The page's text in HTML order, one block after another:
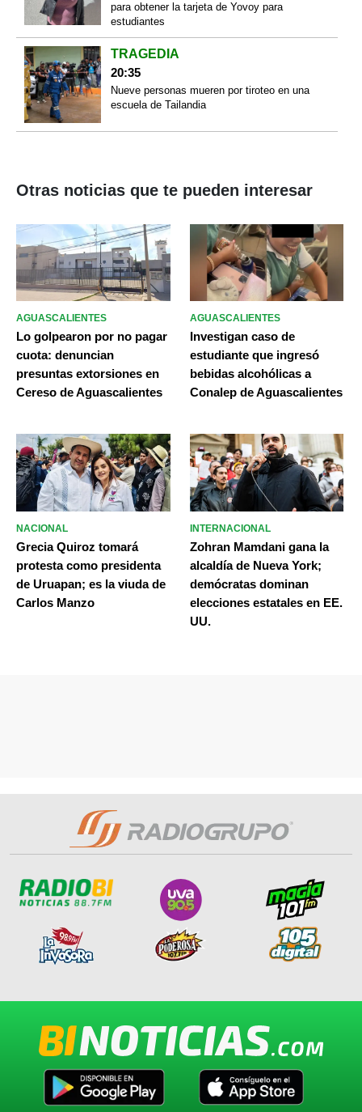
para obtener la tarjeta de Yovoy para
estudiantes
TRAGEDIA
20:35
Nueve personas mueren por tiroteo en una
escuela de Tailandia
Otras noticias que te pueden interesar
AGUASCALIENTES
Lo golpearon por no pagar
cuota: denuncian
presuntas extorsiones en
Cereso de Aguascalientes
AGUASCALIENTES
Investigan caso de
estudiante que ingresó
bebidas alcohólicas a
Conalep de Aguascalientes
NACIONAL
Grecia Quiroz tomará
protesta como presidenta
de Uruapan; es la viuda de
Carlos Manzo
INTERNACIONAL
Zohran Mamdani gana la
alcaldía de Nueva York;
demócratas dominan
elecciones estatales en EE.
UU.